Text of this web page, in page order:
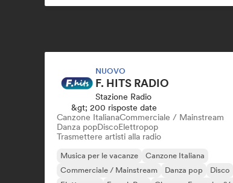
NUOVO
F. HITS RADIO
Stazione Radio
&gt; 200 risposte date
Canzone ItalianaCommerciale / Mainstream
Danza popDiscoElettropop
Trasmettere artisti alla radio
Musica per le vacanze
Canzone Italiana
Commerciale / Mainstream
Danza pop
Disco